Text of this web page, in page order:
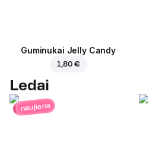
Guminukai Jelly Candy
1,80 €
Ledai
naujiena